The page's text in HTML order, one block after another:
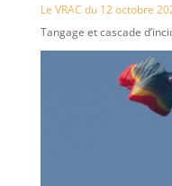
Le VRAC du 12 octobre
Tangage et cascade